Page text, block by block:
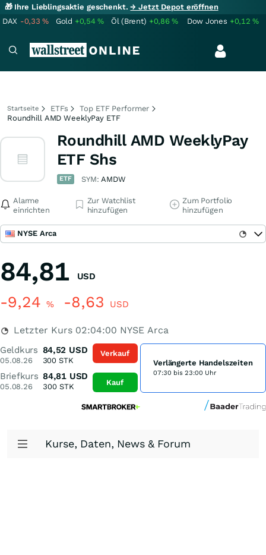
🎁 Ihre Lieblingsaktie geschenkt.→ Jetzt Depot eröffnen
DAX -0,33% Gold +0,54% Öl (Brent) +0,86% Dow Jones +0,12%
Startseite ETFs
Top ETF Performer
Roundhill AMD WeeklyPay ETF
Roundhill AMD WeeklyPay
ETF Shs
ETF SYM:AMDW
Alarme
einrichten
Zur Watchlist
hinzufügen
Zum Portfolio
hinzufügen
NYSE Arca
84,81 USD
-9,24 % -8,63 USD
Letzter Kurs 02:04:00 NYSE Arca
Geldkurs
05.08.26
84,52 USD
300 STK
Briefkurs
05.08.26
84,81 USD
300STK
Verkauf
Kauf
Verlängerte Handelszeiten
07:30 bis 23:00 Uhr
Kurse, Daten, News & Forum